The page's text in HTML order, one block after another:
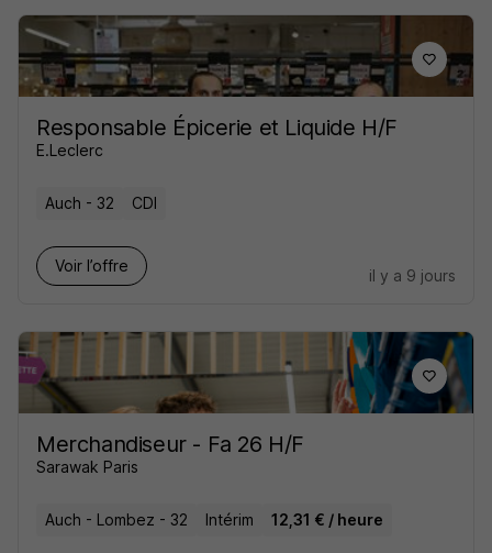
Responsable Épicerie et Liquide H/F
E.Leclerc
Auch - 32 CDI
Voir l’offre
il y a 9 jours
Merchandiseur - Fa 26 H/F
Sarawak Paris
Auch - Lombez - 32 Intérim 12,31 € / heure